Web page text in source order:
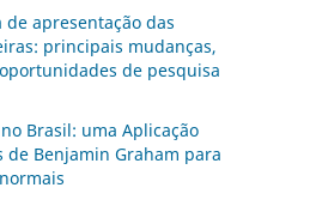
de apresentação das
principais mudanças,
de pesquisa
Brasil: uma Aplicação
Benjamin Graham para